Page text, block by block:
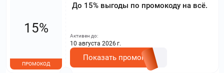
До 15% выгоды по промокоду на всё.
15%
ПРОМОКОД
Активен до:
10 августа 2026 г.
Показать промокод